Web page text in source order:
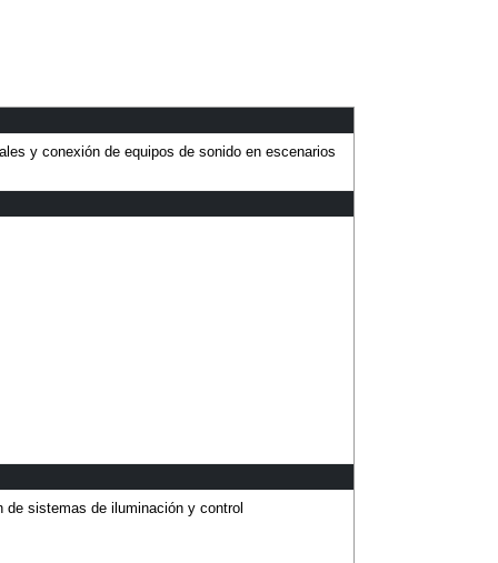
y conexión de equipos de sonido en escenarios
sistemas de iluminación y control